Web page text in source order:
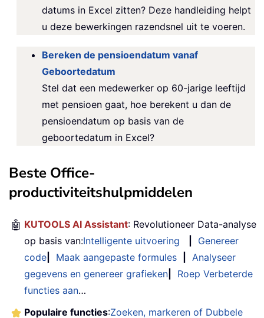
datums in Excel zitten? Deze handleiding helpt
u deze bewerkingen razendsnel uit te voeren.
Bereken de pensioendatum vanaf
Geboortedatum
Stel dat een medewerker op 60-jarige leeftijd
met pensioen gaat, hoe berekent u dan de
pensioendatum op basis van de
geboortedatum in Excel?
Beste Office-
productiviteitshulpmiddelen
🤖 KUTOOLS AI Assistant: Revolutioneer Data-analyse
op basis van:Intelligente uitvoering
Genereer
code
Maak aangepaste formules
Analyseer
gegevens en genereer grafieken
Roep Verbeterde
functies aan…
Populaire functies:Zoeken, markeren of Dubbele